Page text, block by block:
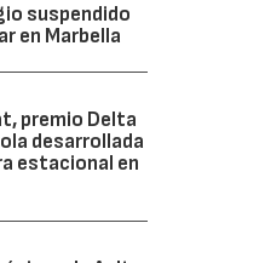
suspendido
en Marbella
premio Delta
desarrollada
estacional en